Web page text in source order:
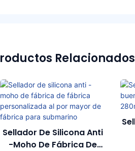
Relacionados
Sellador De Silicona Anti
-moho De Fábrica De